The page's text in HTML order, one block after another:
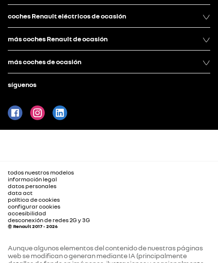
coches Renault eléctricos de ocasión
más coches Renault de ocasión
más coches de ocasión
síguenos
todos nuestros modelos
información legal
datos personales
data act
política de cookies
configurar cookies
accesibilidad
desconexión de redes 2G y 3G
© Renault 2017 - 2026
Aunque algunos elementos del contenido de nuestras páginas
web se modifican o generan mediante IA (principalmente